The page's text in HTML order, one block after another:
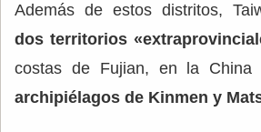
Además de estos distritos,
dos territorios
costas de Fujian, en la China
archipiélagos de Kinmen y